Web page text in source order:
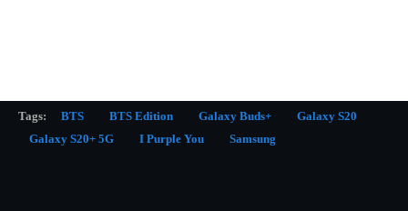
Tags: BTS BTS Edition Galaxy Buds+
Galaxy S20
Galaxy S20+ 5G
I Purple You Samsung